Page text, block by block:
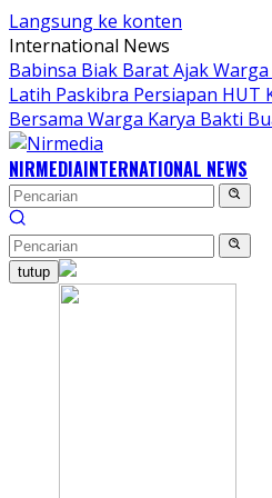
Langsung ke konten
International News
Babinsa Biak Barat Ajak
Latih Paskibra Persiapan HUT
Bersama Warga Karya Bakti
NIRMEDIAINTERNATIONAL NEWS
tutup